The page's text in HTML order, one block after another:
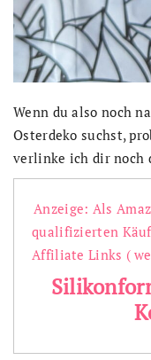
Wenn du also noch
Osterdeko suchst,
verlinke ich dir noch
Anzeige: Als
qualifizierten
Affiliate Links (